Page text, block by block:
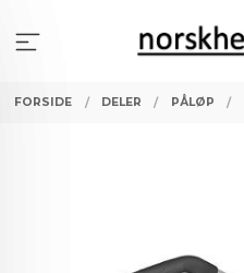
innholdet
FORSIDE DELER PÅLØP